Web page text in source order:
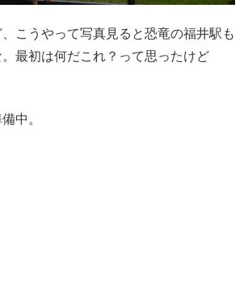
こうやって写真見ると恐竜の福井駅も
最初は何だこれ？って思ったけど
中。